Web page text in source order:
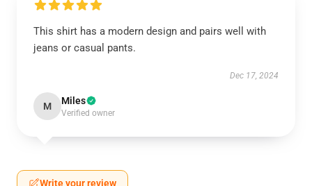
This shirt has a modern design and pairs well with
jeans or casual pants.
Dec 17, 2024
M Miles
Verified owner
Write your review